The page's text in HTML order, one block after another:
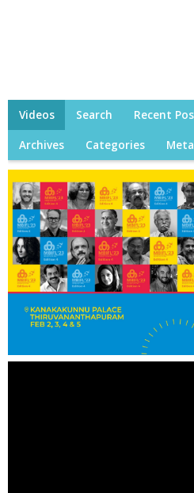
Videos Search Recent
Archives Categories Meta